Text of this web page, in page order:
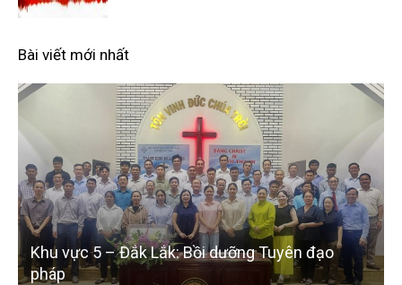
Bài viết mới nhất
Khu vực 5 – Đắk Lắk: Bồi dưỡng Tuyên đạo
pháp